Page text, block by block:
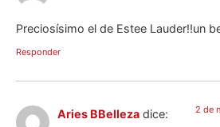
Preciosísimo el de Estee Lauder!!un
Responder
Aries BBelleza dice: 2 de